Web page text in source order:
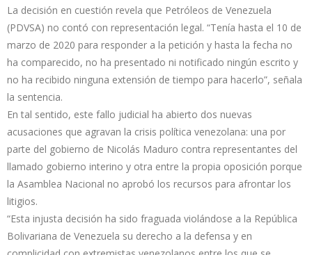
La decisión en cuestión revela que Petróleos de Venezuela
(PDVSA) no contó con representación legal. “Tenía hasta el 10 de
marzo de 2020 para responder a la petición y hasta la fecha no
ha comparecido, no ha presentado ni notificado ningún escrito y
no ha recibido ninguna extensión de tiempo para hacerlo”, señala
la sentencia.
En tal sentido, este fallo judicial ha abierto dos nuevas
acusaciones que agravan la crisis política venezolana: una por
parte del gobierno de Nicolás Maduro contra representantes del
llamado gobierno interino y otra entre la propia oposición porque
la Asamblea Nacional no aprobó los recursos para afrontar los
litigios.
“Esta injusta decisión ha sido fraguada violándose a la República
Bolivariana de Venezuela su derecho a la defensa y en